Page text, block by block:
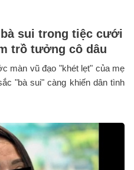
sui trong tiệc cưới
trồ tưởng cô dâu
màn vũ đạo "khét lẹt" của mẹ
"bà sui" càng khiến dân tình